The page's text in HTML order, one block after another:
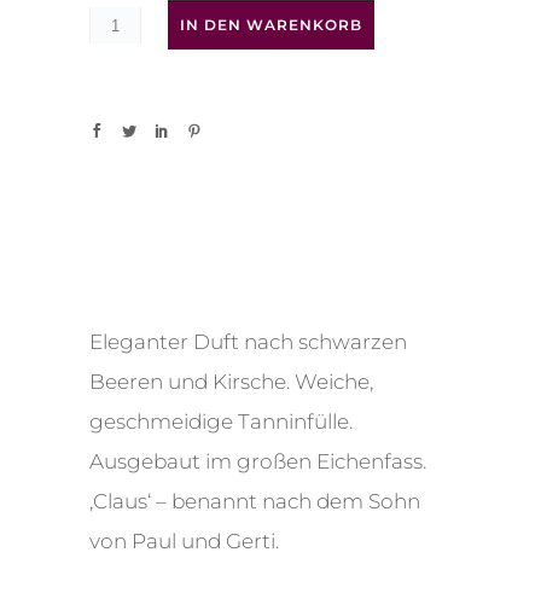
IN DEN WARENKORB
Eleganter Duft nach schwarzen
Beeren und Kirsche. Weiche,
geschmeidige Tanninfülle.
Ausgebaut im großen Eichenfass.
‚Claus‘ – benannt nach dem Sohn
von Paul und Gerti.